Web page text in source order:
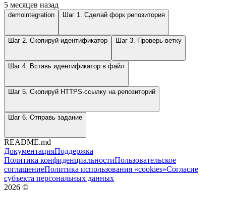
5 месяцев назад
demointegration Шаг 1. Сделай форк репозитория
Шаг 2. Скопируй идентификатор Шаг 3. Проверь ветку
Шаг 4. Вставь идентификатор в файл
Шаг 5. Скопируй HTTPS-ссылку на репозиторий
Шаг 6. Отправь задание
README.md
ДокументацияПоддержка
Политика конфиденциальностиПользовательское
соглашениеПолитика использования «cookies»Согласие
субъекта персональных данных
2026 ©